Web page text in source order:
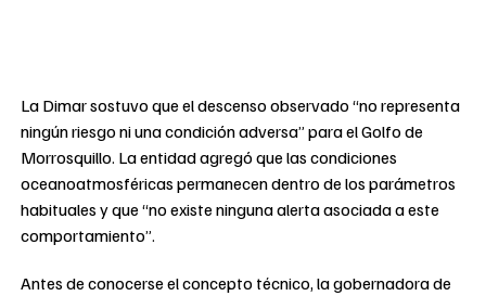
La Dimar sostuvo que el descenso observado “no representa
ningún riesgo ni una condición adversa” para el Golfo de
Morrosquillo. La entidad agregó que las condiciones
oceanoatmosféricas permanecen dentro de los parámetros
habituales y que “no existe ninguna alerta asociada a este
comportamiento”.
Antes de conocerse el concepto técnico, la gobernadora de